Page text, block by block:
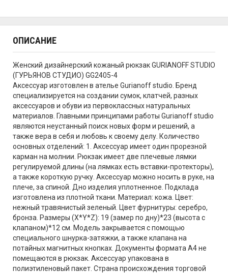
ОПИСАНИЕ
Женский дизайнерский кожаный рюкзак GURIANOFF STUDIO
(ГУРЬЯНОВ СТУДИО) GG2405-4
Аксессуар изготовлен в ателье Gurianoff studio. Бренд
специализируется на создании сумок, клатчей, разных
аксессуаров и обуви из первоклассных натуральных
материалов. Главными принципами работы Gurianoff studio
являются неустанный поиск новых форм и решений, а
также вера в себя и любовь к своему делу. Количество
основных отделений: 1. Аксессуар имеет один прорезной
карман на молнии. Рюкзак имеет две плечевые лямки
регулируемой длины (на лямках есть вставки-протекторы),
а также короткую ручку. Аксессуар можно носить в руке, на
плече, за спиной. Дно изделия уплотненное. Подклада
изготовлена из плотной ткани. Материал: кожа. Цвет:
нежный травянистый зеленый. Цвет фурнитуры: серебро,
бронза. Размеры (X*Y*Z): 19 (замер по дну)*23 (высота с
клапаном)*12 см. Модель закрывается с помощью
специального шнурка-затяжки, а также клапана на
потайных магнитных кнопках. Документы формата А4 не
помещаются в рюкзак. Аксессуар упакована в
полиэтиленовый пакет. Страна происхождения торговой